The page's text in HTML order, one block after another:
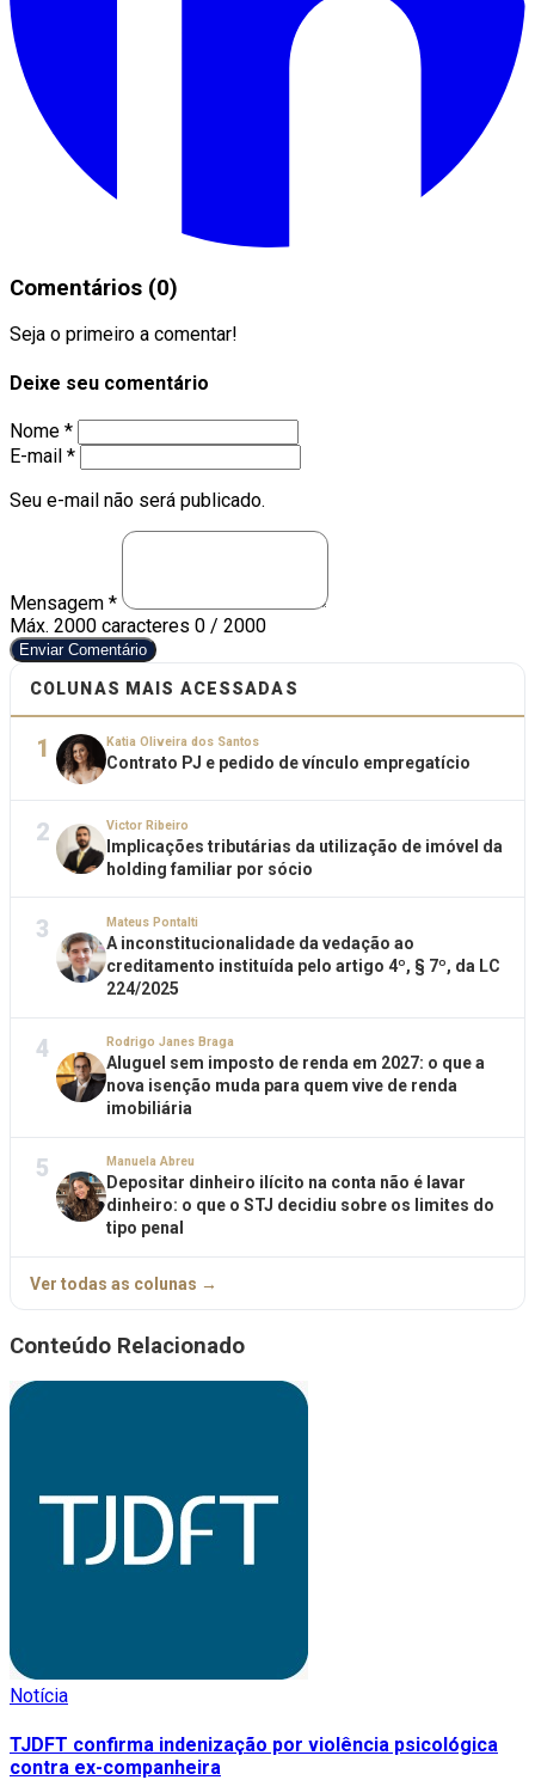
Comentários (0)
Seja o primeiro a comentar!
Deixe seu comentário
Nome *
E-mail *
Seu e-mail não será publicado.
Mensagem *
Máx. 2000 caracteres 0 / 2000
Enviar Comentário
COLUNAS MAIS ACESSADAS
1 Katia Oliveira dos Santos
Contrato PJ e pedido de vínculo empregatício
2 Victor Ribeiro
Implicações tributárias da utilização de imóvel da
holding familiar por sócio
3 Mateus Pontalti
A inconstitucionalidade da vedação ao
creditamento instituída pelo artigo 4º, § 7º, da LC
224/2025
4 Rodrigo Janes Braga
Aluguel sem imposto de renda em 2027: o que a
nova isenção muda para quem vive de renda
imobiliária
5 Manuela Abreu
Depositar dinheiro ilícito na conta não é lavar
dinheiro: o que o STJ decidiu sobre os limites do
tipo penal
Ver todas as colunas →
Conteúdo Relacionado
Notícia
TJDFT confirma indenização por violência psicológica
contra ex-companheira